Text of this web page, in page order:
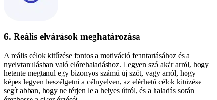
6. Reális elvárások meghatározása
A reális célok kitűzése fontos a motiváció fenntartásához és a
nyelvtanulásban való előrehaladáshoz. Legyen szó akár arról, hogy
hetente megtanul egy bizonyos számú új szót, vagy arról, hogy
képes legyen beszélgetni a célnyelven, az elérhető célok kitűzése
segít abban, hogy ne térjen le a helyes útról, és a haladás során